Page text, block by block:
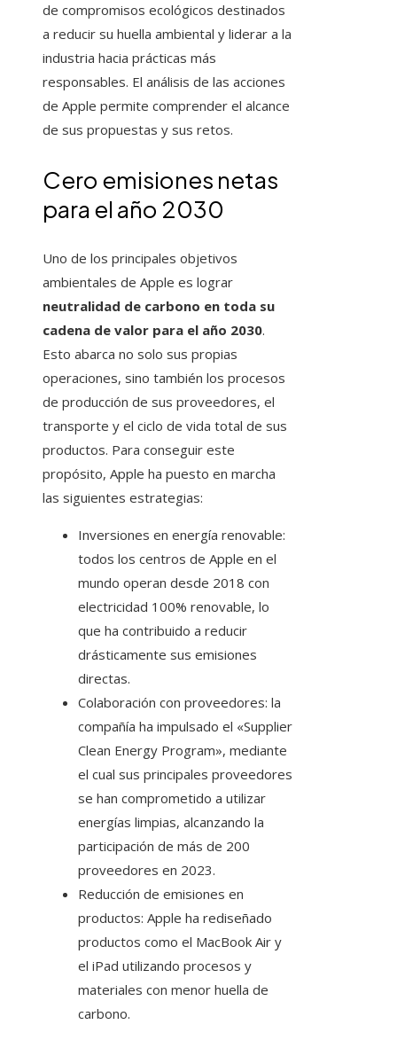
de compromisos ecológicos destinados
a reducir su huella ambiental y liderar a la
industria hacia prácticas más
responsables. El análisis de las acciones
de Apple permite comprender el alcance
de sus propuestas y sus retos.
Cero emisiones netas
para el año 2030
Uno de los principales objetivos
ambientales de Apple es lograr
neutralidad de carbono en toda su
cadena de valor para el año 2030.
Esto abarca no solo sus propias
operaciones, sino también los procesos
de producción de sus proveedores, el
transporte y el ciclo de vida total de sus
productos. Para conseguir este
propósito, Apple ha puesto en marcha
las siguientes estrategias:
Inversiones en energía renovable:
todos los centros de Apple en el
mundo operan desde 2018 con
electricidad 100% renovable, lo
que ha contribuido a reducir
drásticamente sus emisiones
directas.
Colaboración con proveedores: la
compañía ha impulsado el «Supplier
Clean Energy Program», mediante
el cual sus principales proveedores
se han comprometido a utilizar
energías limpias, alcanzando la
participación de más de 200
proveedores en 2023.
Reducción de emisiones en
productos: Apple ha rediseñado
productos como el MacBook Air y
el iPad utilizando procesos y
materiales con menor huella de
carbono.